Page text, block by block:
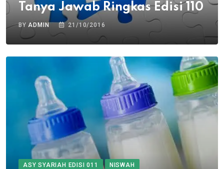
Tanya Jawab Ringkas Edisi 110
BY ADMIN 21/10/2016
ASY SYARIAH EDISI 011 NISWAH